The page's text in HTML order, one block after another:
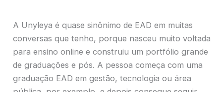
A Unyleya é quase sinônimo de EAD em muitas
conversas que tenho, porque nasceu muito voltada
para ensino online e construiu um portfólio grande
de graduações e pós. A pessoa começa com uma
graduação EAD em gestão, tecnologia ou área